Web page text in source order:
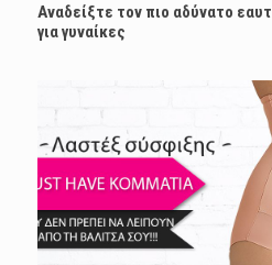
Αναδείξτε τον πιο αδύνατο
για γυναίκες